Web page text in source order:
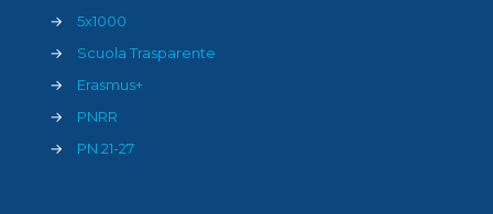
→
5x1000
→
Scuola Trasparente
→
Erasmus+
→
PNRR
→
PN 21-27